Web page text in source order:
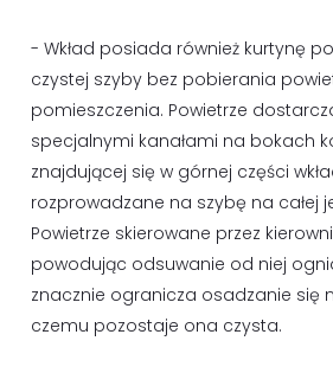
- Wkład posiada również kurtynę
czystej szyby bez pobierania
pomieszczenia. Powietrze
specjalnymi kanałami na bokach
znajdującej się w górnej części
rozprowadzane na szybę na całej
Powietrze skierowane przez
powodując odsuwanie od niej
znacznie ogranicza osadzanie się
czemu pozostaje ona czysta.